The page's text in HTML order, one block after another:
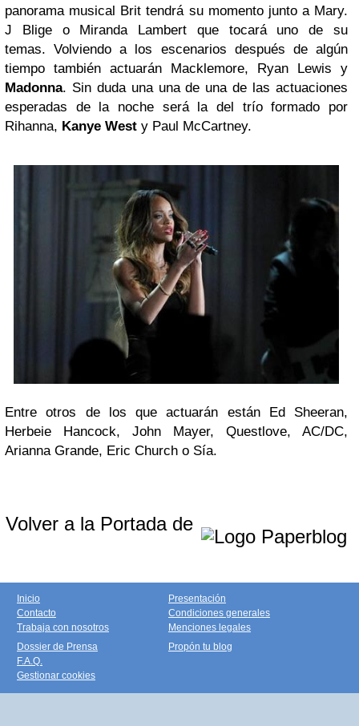
panorama musical Brit tendrá su momento junto a Mary.
J Blige o Miranda Lambert que tocará uno de su
temas. Volviendo a los escenarios después de algún
tiempo también actuarán Macklemore, Ryan Lewis y
Madonna. Sin duda una una de una de las actuaciones
esperadas de la noche será la del trío formado por
Rihanna, Kanye West y Paul McCartney.
Entre otros de los que actuarán están Ed Sheeran,
Herbeie Hancock, John Mayer, Questlove, AC/DC,
Arianna Grande, Eric Church o Sía.
Volver a la Portada de
Inicio
Contacto
Trabaja con nosotros
Presentación
Condiciones generales
Menciones legales
Dossier de Prensa
F.A.Q.
Gestionar cookies
Propón tu blog